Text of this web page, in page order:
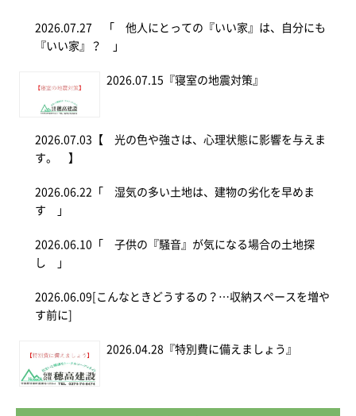
2026.07.27 「 他人にとっての『いい家』は、自分にも
『いい家』？ 」
2026.07.15 『寝室の地震対策』
2026.07.03 【 光の色や強さは、心理状態に影響を与えま
す。 】
2026.06.22 「 湿気の多い土地は、建物の劣化を早めま
す 」
2026.06.10 「 子供の『騒音』が気になる場合の土地探
し 」
2026.06.09 [こんなときどうするの？…収納スペースを増や
す前に]
2026.04.28 『特別費に備えましょう』